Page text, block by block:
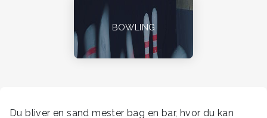
BOWLING
Du bliver en sand mester bag en bar, hvor du kan